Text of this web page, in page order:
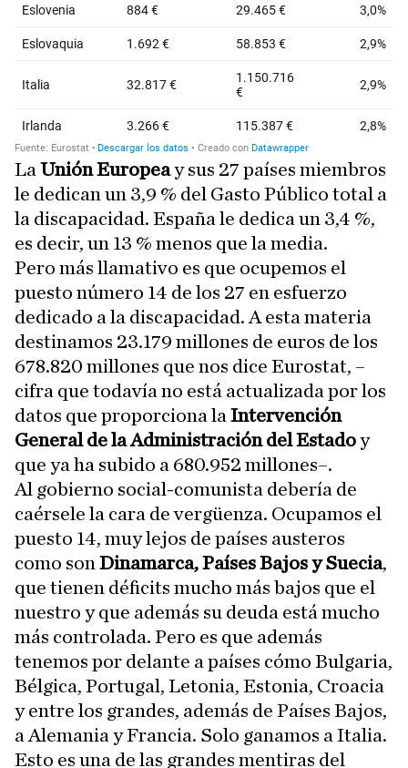
La Unión Europeay sus 27 países miembros
le dedican un 3,9 % del Gasto Público total a
la discapacidad. España le dedica un 3,4 %,
es decir, un 13 % menos que la media.
Pero más llamativo es que ocupemos el
puesto número 14 de los 27 en esfuerzo
dedicado a la discapacidad. A esta materia
destinamos 23.179 millones de euros de los
678.820 millones que nos dice Eurostat, –
cifra que todavía no está actualizada por los
datos que proporciona la Intervención
General de la Administración del Estadoy
que ya ha subido a 680.952 millones–.
Al gobierno social-comunista debería de
caérsele la cara de vergüenza. Ocupamos el
puesto 14, muy lejos de países austeros
como son Dinamarca, Países Bajos y Suecia,
que tienen déficits mucho más bajos que el
nuestro y que además su deuda está mucho
más controlada. Pero es que además
tenemos por delante a países cómo Bulgaria,
Bélgica, Portugal, Letonia, Estonia, Croacia
y entre los grandes, además de Países Bajos,
a Alemania y Francia. Solo ganamos a Italia.
Esto es una de las grandes mentiras del